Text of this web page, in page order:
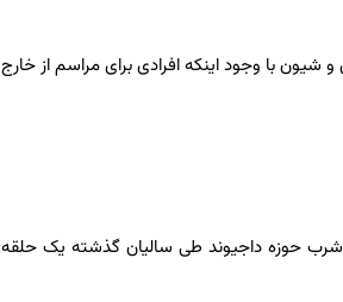
با وجود اینکه افرادی برای مراسم از خارج
شرب حوزه داجیوند طی سالیان گذشته یک حلقه